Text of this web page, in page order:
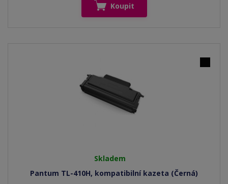
Koupit
Skladem
Pantum TL-410H, kompatibilní kazeta (Černá)